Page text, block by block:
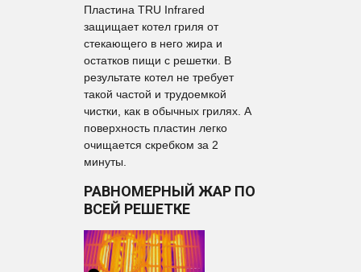
РАВНОМЕРНЫЙ ЖАР ПО
ВСЕЙ РЕШЕТКЕ
Пластина TRU Infrared
защищает котел гриля от
стекающего в него жира и
остатков пищи с решетки. В
результате котел не требует
такой частой и трудоемкой
чистки, как в обычных грилях. А
поверхность пластин легко
очищается скребком за 2
минуты.